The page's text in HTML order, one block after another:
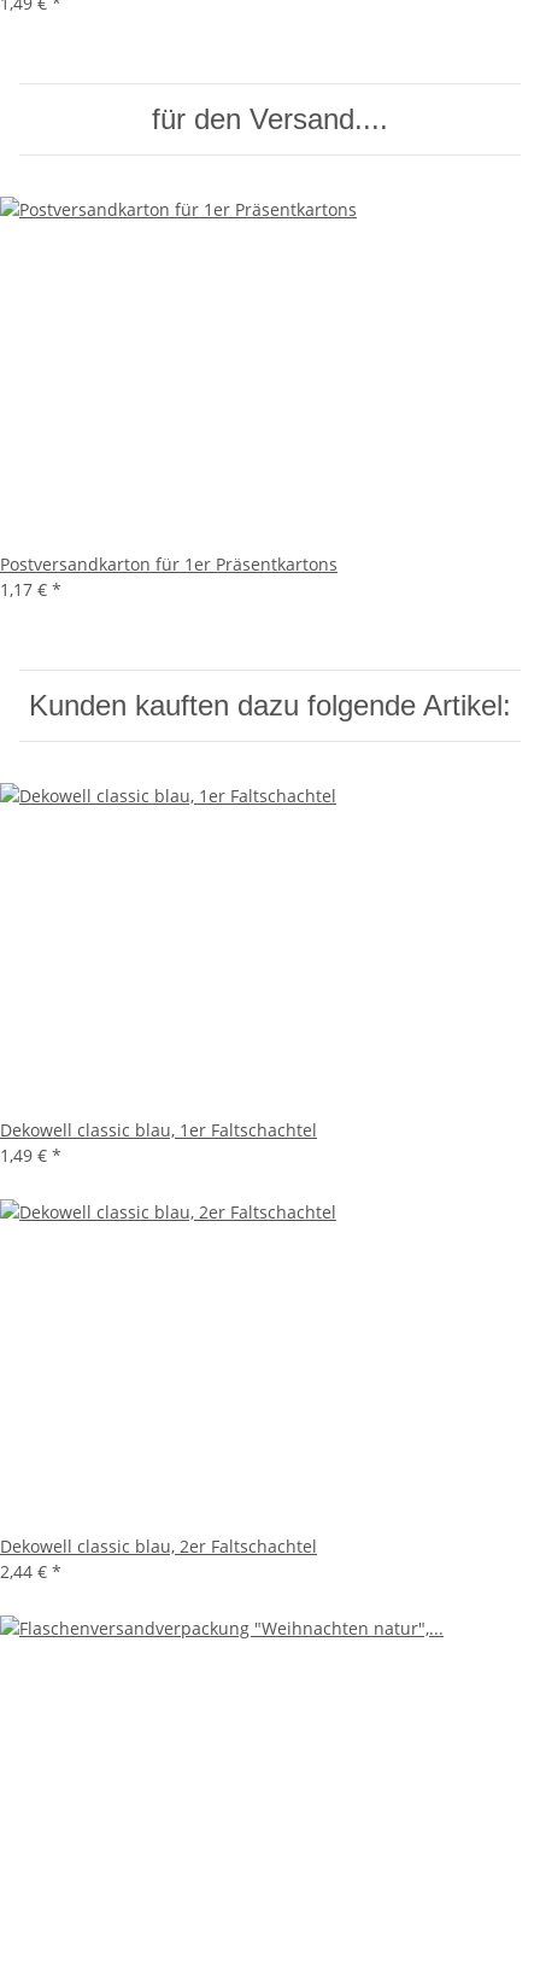
für den Versand....
Postversandkarton für 1er Präsentkartons
1,17 € *
Kunden kauften dazu folgende Artikel:
Dekowell classic blau, 1er Faltschachtel
1,49 € *
Dekowell classic blau, 2er Faltschachtel
2,44 € *